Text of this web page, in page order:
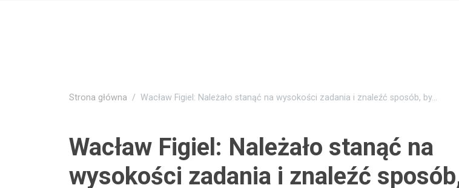
Strona główna Wacław Figiel: Należało stanąć na wysokości zadania i znaleźć sposób, by...
Wacław Figiel: Należało stanąć na
wysokości zadania i znaleźć